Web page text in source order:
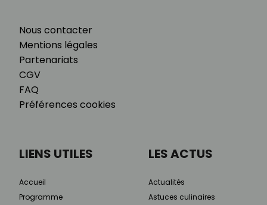
Nous contacter
Mentions légales
Partenariats
CGV
FAQ
Préférences cookies
LIENS UTILES
Accueil
Programme
LES ACTUS
Actualités
Astuces culinaires